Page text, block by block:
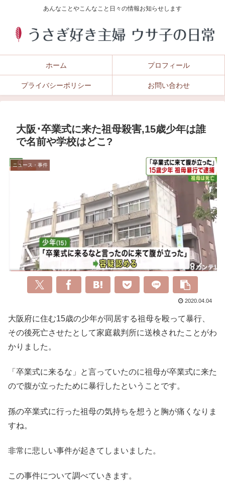
あんなことやこんなこと日々の情報お知らせします
ホーム プロフィール
プライバシーポリシー お問い合わせ
大阪･卒業式に来た祖母殺害,15歳少年は誰
で名前や学校はどこ?
ニュース・事件
2020.04.04
大阪府に住む15歳の少年が同居する祖母を殴って暴行、
その後死亡させたとして家庭裁判所に送検されたことがわ
かりました。
「卒業式に来るな」と言っていたのに祖母が卒業式に来た
ので腹が立ったために暴行したということです。
孫の卒業式に行った祖母の気持ちを想うと胸が痛くなりま
すね。
非常に悲しい事件が起きてしまいました。
この事件について調べていきます。